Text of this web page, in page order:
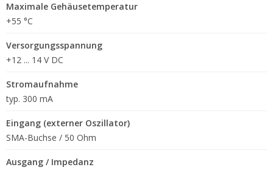
Maximale Gehäusetemperatur
+55 °C
Versorgungsspannung
+12 ... 14 V DC
Stromaufnahme
typ. 300 mA
Eingang (externer Oszillator)
SMA-Buchse / 50 Ohm
Ausgang / Impedanz